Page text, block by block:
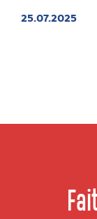
25.07.2025